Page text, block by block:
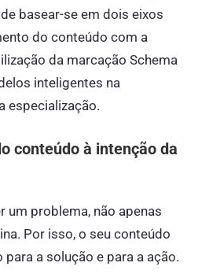
basear-se em dois eixos
do conteúdo com a
da marcação Schema
inteligentes na
especialização.
conteúdo à intenção da
um problema, não apenas
Por isso, o seu conteúdo
a solução e para a ação.